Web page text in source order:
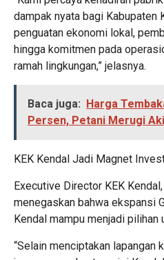
dampak nyata bagi Kabupaten
penguatan ekonomi lokal,
hingga komitmen pada
ramah lingkungan,” jelasnya.
Baca juga:
Harga
Persen, Petani Merugi
KEK Kendal Jadi Magnet
Executive Director KEK
menegaskan bahwa ekspansi
Kendal mampu menjadi
“Selain menciptakan lapangan